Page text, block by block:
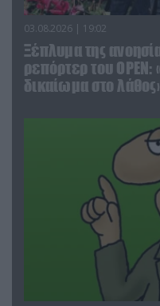
03.08.2026 | 19:02
Ξέπλυμα της
ρεπόρτερ του ΟΡΕΝ:
δικαίωμα στο